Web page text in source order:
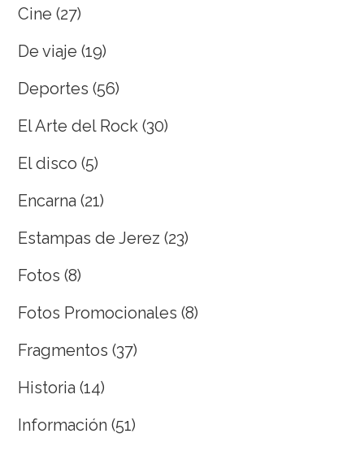
Cine (27)
De viaje (19)
Deportes (56)
El Arte del Rock (30)
El disco (5)
Encarna (21)
Estampas de Jerez (23)
Fotos (8)
Fotos Promocionales (8)
Fragmentos (37)
Historia (14)
Información (51)